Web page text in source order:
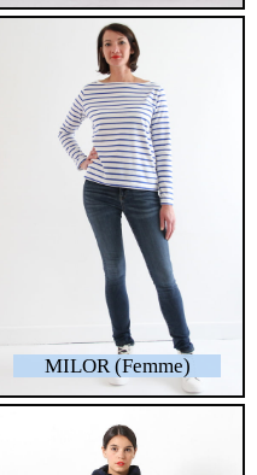
MILOR (Femme)